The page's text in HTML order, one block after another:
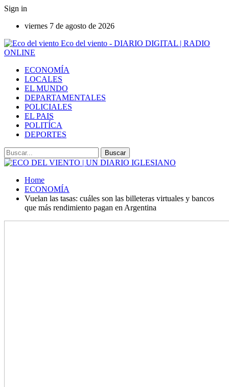
Sign in
viernes 7 de agosto de 2026
Eco del viento - DIARIO DIGITAL | RADIO
ONLINE
ECONOMÍA
LOCALES
EL MUNDO
DEPARTAMENTALES
POLICIALES
EL PAIS
POLITÍCA
DEPORTES
Home
ECONOMÍA
Vuelan las tasas: cuáles son las billeteras virtuales y bancos
que más rendimiento pagan en Argentina